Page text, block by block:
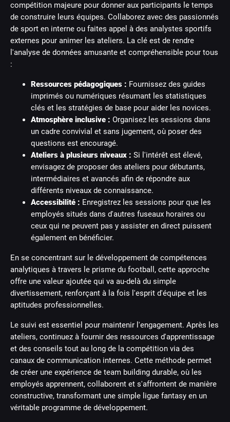
compétition majeure pour donner aux participants le temps
de construire leurs équipes. Collaborez avec des passionnés
de sport en interne ou faites appel à des analystes sportifs
externes pour animer les ateliers. La clé est de rendre
l'analyse de données amusante et compréhensible pour tous
:
Ressources pédagogiques : Fournissez des guides
imprimés ou numériques résumant les statistiques
clés et les stratégies de base pour aider les novices.
Atmosphère inclusive : Organisez les sessions dans
un cadre convivial et sans jugement, où poser des
questions est encouragé.
Ateliers à plusieurs niveaux : Si l'intérêt est élevé,
envisagez de proposer des ateliers pour débutants,
intermédiaires et avancés afin de répondre aux
différents niveaux de connaissance.
Accessibilité : Enregistrez les sessions pour que les
employés situés dans d'autres fuseaux horaires ou
ceux qui ne peuvent pas y assister en direct puissent
également en bénéficier.
En se concentrant sur le développement de compétences
analytiques à travers le prisme du football, cette approche
offre une valeur ajoutée qui va au-delà du simple
divertissement, renforçant à la fois l'esprit d'équipe et les
aptitudes professionnelles.
Le suivi est essentiel pour maintenir l'engagement. Après les
ateliers, continuez à fournir des ressources d'apprentissage
et des conseils tout au long de la compétition via des
canaux de communication internes. Cette méthode permet
de créer une expérience de team building durable, où les
employés apprennent, collaborent et s'affrontent de manière
constructive, transformant une simple ligue fantasy en un
véritable programme de développement.